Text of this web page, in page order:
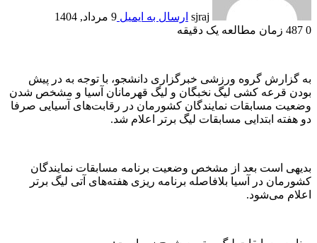
sjraj ارسال به ایمیل 9 مرداد, 1404
0
زمان مطالعه یک دقیقه
به گزارش گروه ورزشی خبرگزاری دانشجو، با توجه به در پیش
بودن قرعه کشی لیگ نخبگان و لیگ قهرمانان آسیا و مشخص شدن
وضعیت مسابقات نمایندگان کشورمان در رقابت‌های آسیایی صرفا
دو هفته ابتدایی مسابقات لیگ برتر اعلام شد.
بدیهی است بعد از مشخص وضعیت برنامه مسابقات نمایندگان
کشورمان در آسیا بلافاصله برنامه ریزی هفته‌های آتی لیگ برتر
اعلام می‌شود.